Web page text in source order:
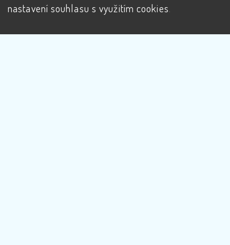
nastavení souhlasu s využitím cookies.